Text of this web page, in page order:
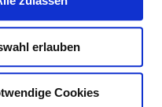
erlauben
Cookies